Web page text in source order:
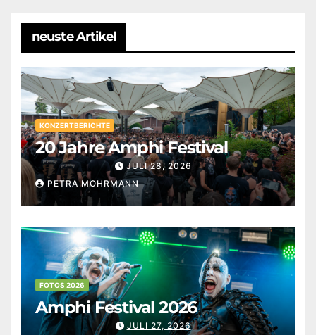
neuste Artikel
KONZERTBERICHTE
20 Jahre Amphi Festival
JULI 28, 2026
PETRA MOHRMANN
FOTOS 2026
Amphi Festival 2026
JULI 27, 2026